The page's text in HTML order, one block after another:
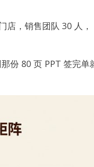
店，销售团队 30 人，
份 80 页 PPT 签完单